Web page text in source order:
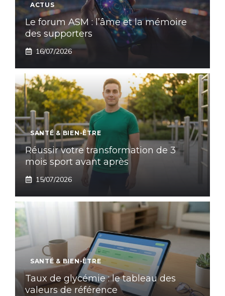
ACTUS
Le forum ASM : l’âme et la mémoire
des supporters
16/07/2026
SANTÉ & BIEN-ÊTRE
Réussir votre transformation de 3
mois sport avant après
15/07/2026
SANTÉ & BIEN-ÊTRE
Taux de glycémie : le tableau des
valeurs de référence